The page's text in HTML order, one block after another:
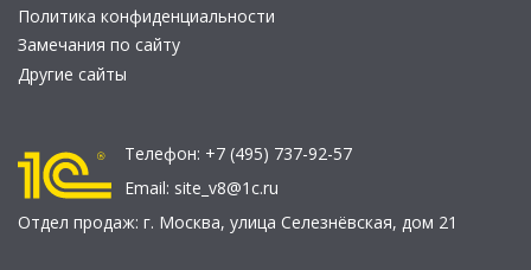
Политика конфиденциальности
Замечания по сайту
Другие сайты
Телефон: +7 (495) 737-92-57
Email: site_v8@1c.ru
Отдел продаж: г. Москва, улица Селезнёвская, дом 21